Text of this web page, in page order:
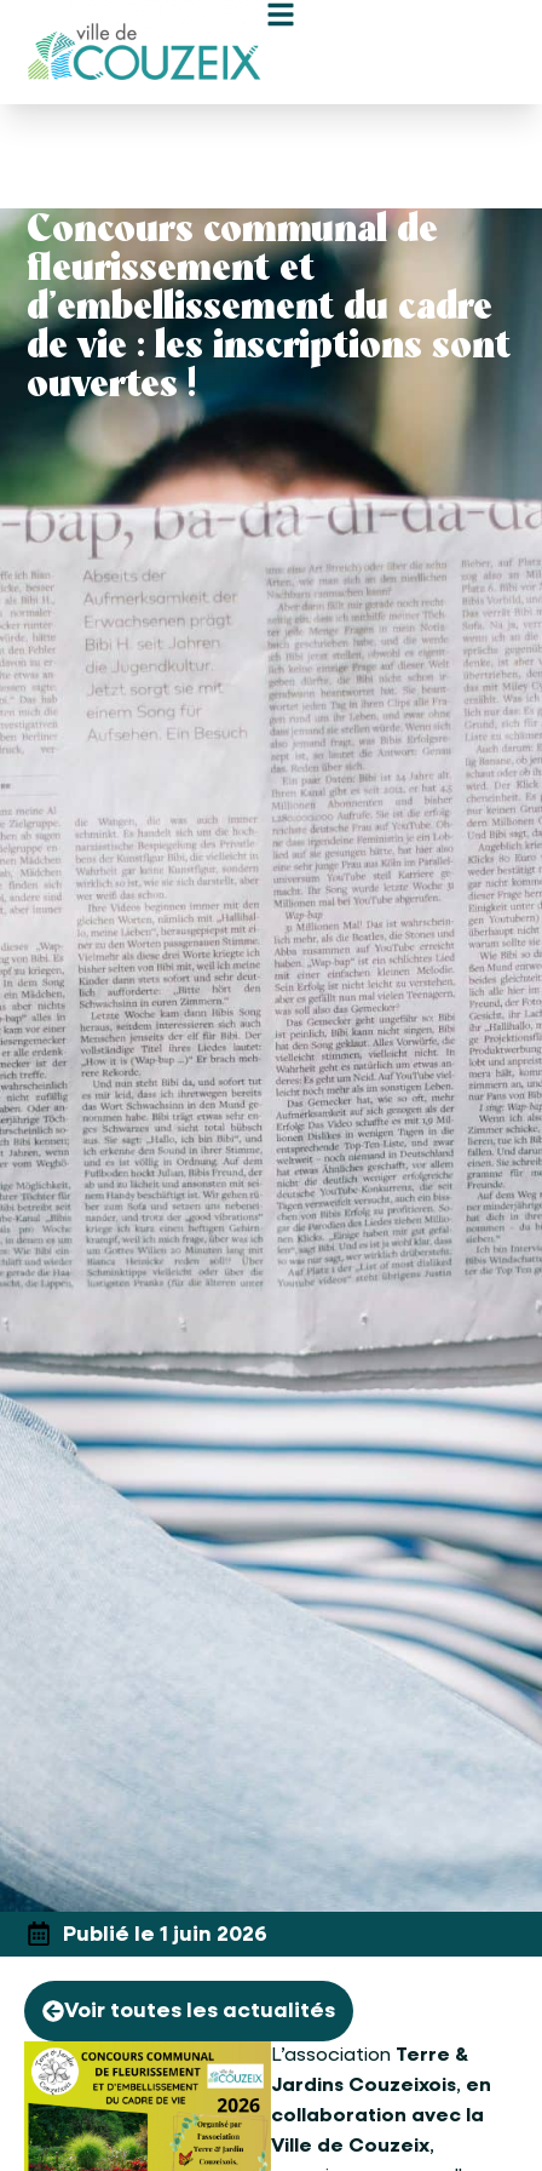
Concours communal de
fleurissement et
d’embellissement du cadre
de vie : les inscriptions sont
ouvertes !
Publié le 1 juin 2026
Voir toutes les actualités
L’association Terre &
Jardins Couzeixois, en
collaboration avec la
Ville de Couzeix,